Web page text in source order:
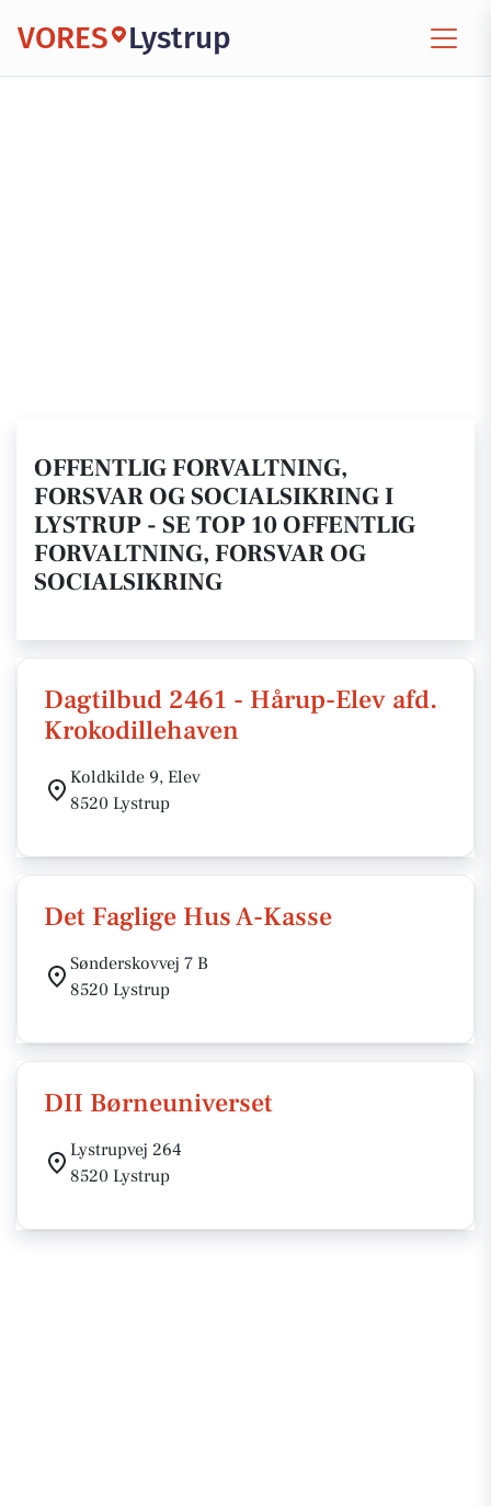
VORES Lystrup
OFFENTLIG FORVALTNING,
FORSVAR OG SOCIALSIKRING I
LYSTRUP - SE TOP 10 OFFENTLIG
FORVALTNING, FORSVAR OG
SOCIALSIKRING
Dagtilbud 2461 - Hårup-Elev afd.
Krokodillehaven
Koldkilde 9, Elev
8520 Lystrup
Det Faglige Hus A-Kasse
Sønderskovvej 7 B
8520 Lystrup
DII Børneuniverset
Lystrupvej 264
8520 Lystrup